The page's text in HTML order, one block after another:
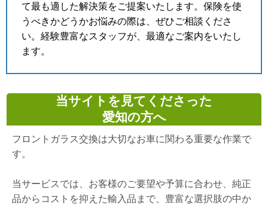
て最も適した解決策をご提案いたします。保険を使
うべきかどうかお悩みの際は、ぜひご相談くださ
い。経験豊富なスタッフが、最適なご案内をいたし
ます。
当サイトを見てくださった
愛知の方へ
フロントガラス交換は大切なお車に関わる重要な作業で
す。
当サービスでは、お客様のご要望や予算に合わせ、純正
品からコストを抑えた輸入品まで、豊富な選択肢の中か